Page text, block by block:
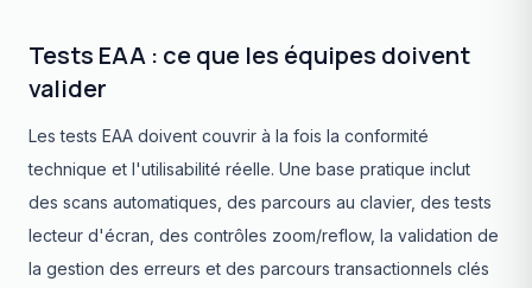
Tests EAA : ce que les équipes doivent
valider
Les tests EAA doivent couvrir à la fois la conformité
technique et l'utilisabilité réelle. Une base pratique inclut
des scans automatiques, des parcours au clavier, des tests
lecteur d'écran, des contrôles zoom/reflow, la validation de
la gestion des erreurs et des parcours transactionnels clés